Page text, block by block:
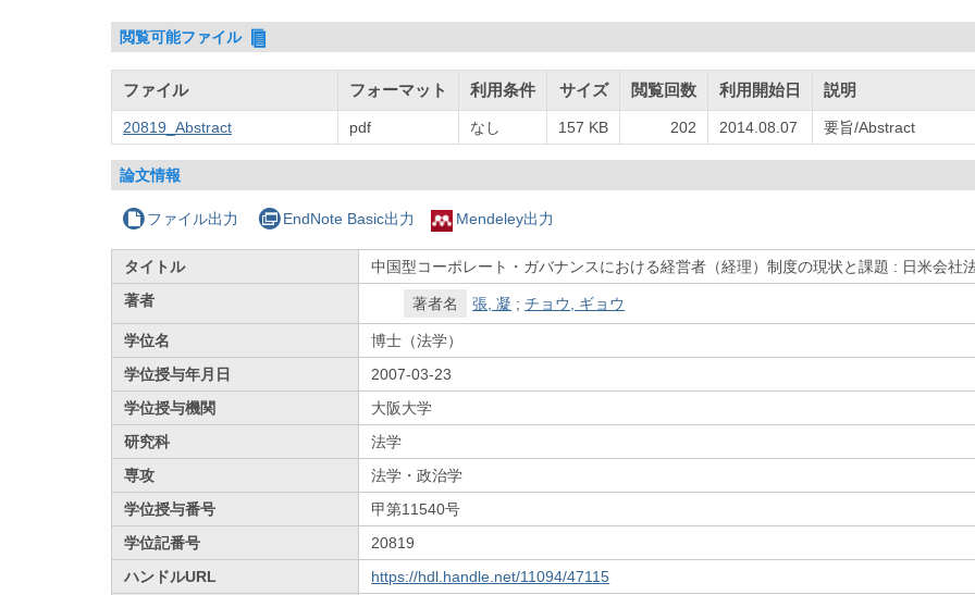
閲覧可能ファイル
ファイル フォーマット 利用条件 サイズ 閲覧回数 利用開始日 説明
20819_Abstract pdf なし 157 KB 202 2014.08.07 要旨/Abstract
論文情報
ファイル出力 EndNote Basic出力 Mendeley出力
タイトル
中国型コーポレート・ガバナンスにおける経営者（経理）制度の現状と課題 : 日米会社
著者
著者名 張, 凝 ;チョウ, ギョウ
学位名
博士（法学）
学位授与年月日
2007-03-23
学位授与機関
大阪大学
研究科
法学
専攻
法学・政治学
学位授与番号
甲第11540号
学位記番号
20819
ハンドルURL
https://hdl.handle.net/11094/47115